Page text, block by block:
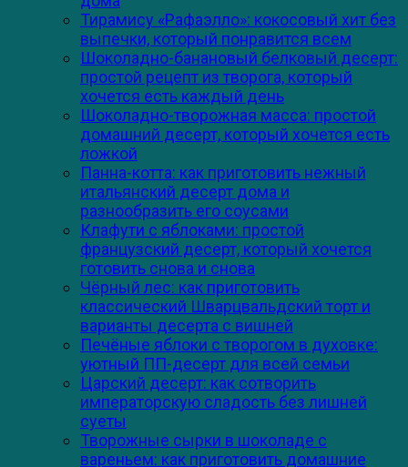
Тирамису «Рафаэлло»: кокосовый хит без
выпечки, который понравится всем
Шоколадно-банановый белковый десерт:
простой рецепт из творога, который
хочется есть каждый день
Шоколадно-творожная масса: простой
домашний десерт, который хочется есть
ложкой
Панна-котта: как приготовить нежный
итальянский десерт дома и
разнообразить его соусами
Клафути с яблоками: простой
французский десерт, который хочется
готовить снова и снова
Чёрный лес: как приготовить
классический Шварцвальдский торт и
варианты десерта с вишней
Печёные яблоки с творогом в духовке:
уютный ПП-десерт для всей семьи
Царский десерт: как сотворить
императорскую сладость без лишней
суеты
Творожные сырки в шоколаде с
вареньем: как приготовить домашние